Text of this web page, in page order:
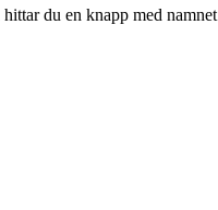
du en knapp med namnet